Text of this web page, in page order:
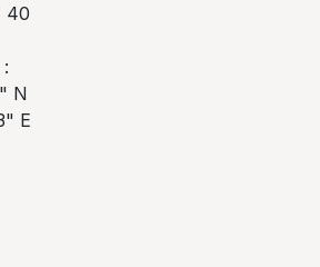
N
E